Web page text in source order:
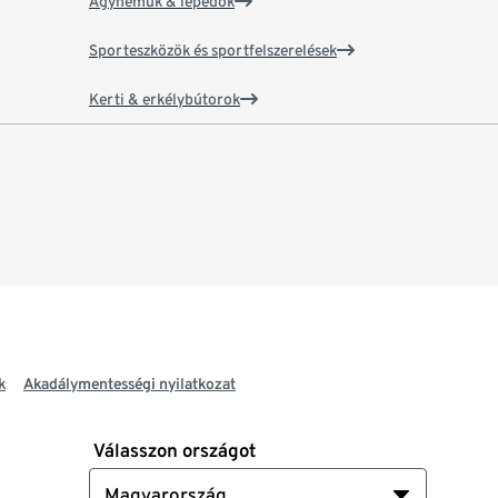
Sporteszközök és sportfelszerelések
Kerti & erkélybútorok
Akadálymentességi nyilatkozat
Válasszon országot